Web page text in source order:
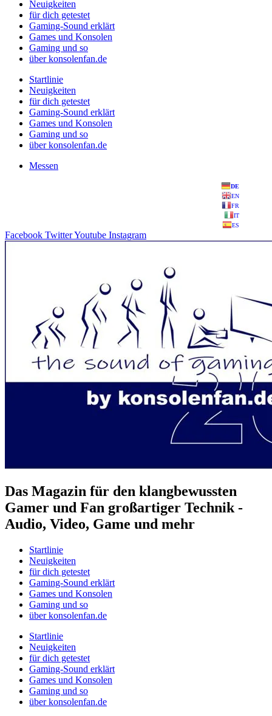
Neuigkeiten
für dich getestet
Gaming-Sound erklärt
Games und Konsolen
Gaming und so
über konsolenfan.de
Startlinie
Neuigkeiten
für dich getestet
Gaming-Sound erklärt
Games und Konsolen
Gaming und so
über konsolenfan.de
Messen
DE
EN
FR
IT
ES
Facebook TwitterYoutube Instagram
Das Magazin für den klangbewussten
Gamer und Fan großartiger Technik -
Audio, Video, Game und mehr
Startlinie
Neuigkeiten
für dich getestet
Gaming-Sound erklärt
Games und Konsolen
Gaming und so
über konsolenfan.de
Startlinie
Neuigkeiten
für dich getestet
Gaming-Sound erklärt
Games und Konsolen
Gaming und so
über konsolenfan.de